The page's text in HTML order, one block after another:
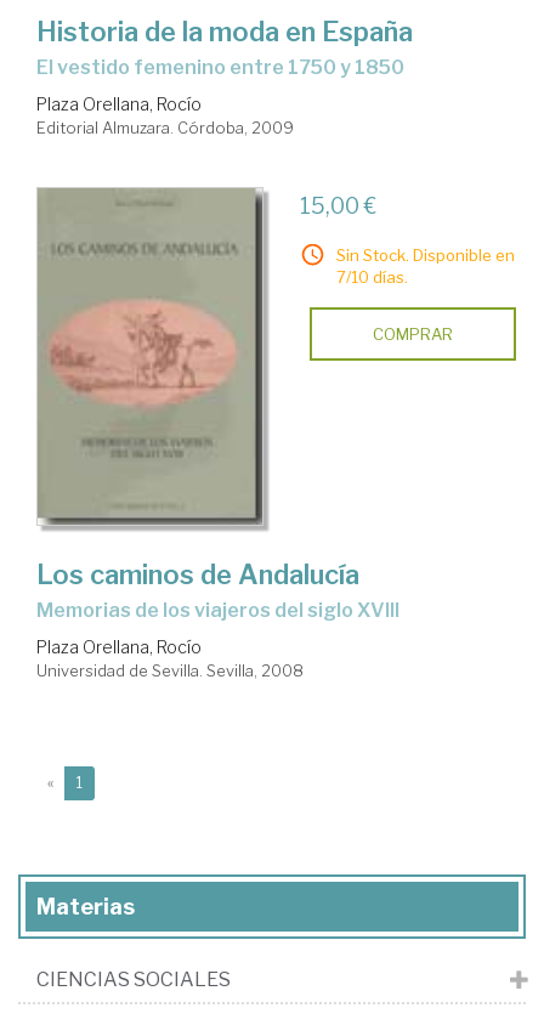
Historia de la moda en España
el vestido femenino entre 1750 y 1850
Plaza Orellana, Rocío
Editorial Almuzara. Córdoba, 2009
15,00 €
Sin Stock. Disponible en
7/10 días.
COMPRAR
Los caminos de Andalucía
memorias de los viajeros del siglo XVIII
Plaza Orellana, Rocío
Universidad de Sevilla. Sevilla, 2008
« 1
Materias
CIENCIAS SOCIALES